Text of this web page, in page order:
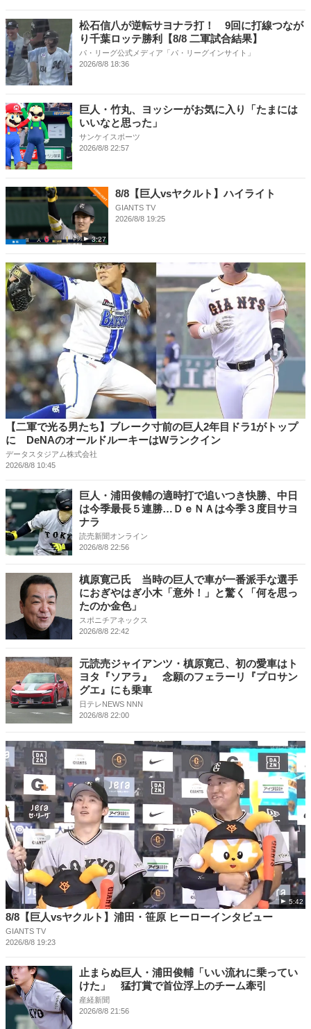
松石信八が逆転サヨナラ打！ 9回に打線つなが
り千葉ロッテ勝利【8/8 二軍試合結果】
パ・リーグ公式メディア「パ・リーグインサイト」
2026/8/8 18:36
巨人・竹丸、ヨッシーがお気に入り「たまには
いいなと思った」
サンケイスポーツ
2026/8/8 22:57
3:27
8/8【巨人vsヤクルト】ハイライト
GIANTS TV
2026/8/8 19:25
【二軍で光る男たち】ブレーク寸前の巨人2年目ドラ1がトップ
に DeNAのオールドルーキーはWランクイン
データスタジアム株式会社
2026/8/8 10:45
巨人・浦田俊輔の適時打で追いつき快勝、中日
は今季最長５連勝…ＤｅＮＡは今季３度目サヨ
ナラ
読売新聞オンライン
2026/8/8 22:56
槙原寛己氏 当時の巨人で車が一番派手な選手
におぎやはぎ小木「意外！」と驚く「何を思っ
たのか金色」
スポニチアネックス
2026/8/8 22:42
元読売ジャイアンツ・槙原寛己、初の愛車はト
ヨタ『ソアラ』 念願のフェラーリ『プロサン
グエ』にも乗車
日テレNEWS NNN
2026/8/8 22:00
5:42
8/8【巨人vsヤクルト】浦田・笹原 ヒーローインタビュー
GIANTS TV
2026/8/8 19:23
止まらぬ巨人・浦田俊輔「いい流れに乗ってい
けた」 猛打賞で首位浮上のチーム牽引
産経新聞
2026/8/8 21:56